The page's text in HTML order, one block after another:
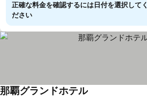
正確な料金を確認するには日付を選択してく
ださい
那覇グランドホテル